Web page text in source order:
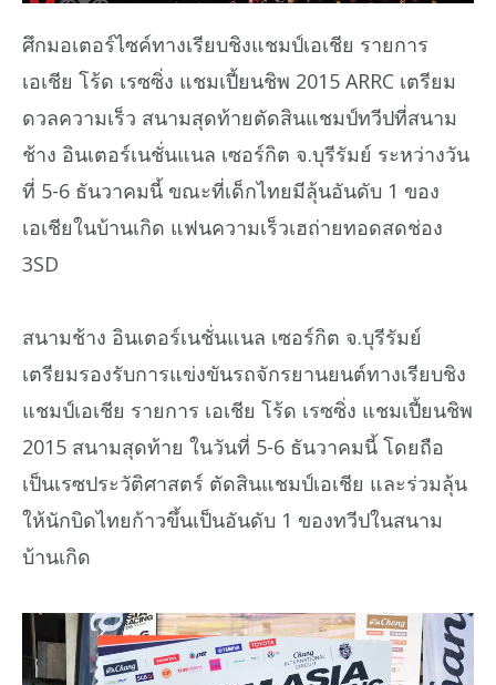
ศึกมอเตอร์ไซค์ทางเรียบชิงแชมป์เอเชีย รายการ
เอเชีย โร้ด เรซซิ่ง แชมเปี้ยนชิพ 2015 ARRC เตรียม
ดวลความเร็ว สนามสุดท้ายตัดสินแชมป์ทวีปที่สนาม
ช้าง อินเตอร์เนชั่นแนล เซอร์กิต จ.บุรีรัมย์ ระหว่างวัน
ที่ 5-6 ธันวาคมนี้ ขณะที่เด็กไทยมีลุ้นอันดับ 1 ของ
เอเชียในบ้านเกิด แฟนความเร็วเฮถ่ายทอดสดช่อง
3SD
สนามช้าง อินเตอร์เนชั่นแนล เซอร์กิต จ.บุรีรัมย์
เตรียมรองรับการแข่งขันรถจักรยานยนต์ทางเรียบชิง
แชมป์เอเชีย รายการ เอเชีย โร้ด เรซซิ่ง แชมเปี้ยนชิพ
2015 สนามสุดท้าย ในวันที่ 5-6 ธันวาคมนี้ โดยถือ
เป็นเรซประวัติศาสตร์ ตัดสินแชมป์เอเชีย และร่วมลุ้น
ให้นักบิดไทยก้าวขึ้นเป็นอันดับ 1 ของทวีปในสนาม
บ้านเกิด